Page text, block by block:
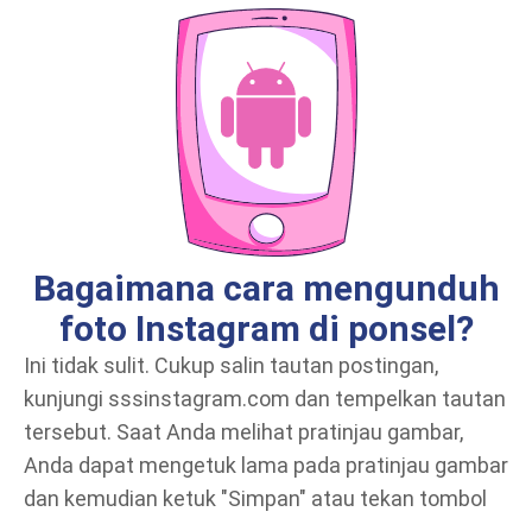
Bagaimana cara mengunduh
foto Instagram di ponsel?
Ini tidak sulit. Cukup salin tautan postingan,
kunjungi sssinstagram.com dan tempelkan tautan
tersebut. Saat Anda melihat pratinjau gambar,
Anda dapat mengetuk lama pada pratinjau gambar
dan kemudian ketuk "Simpan" atau tekan tombol